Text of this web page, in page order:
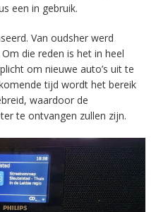
een in gebruik.
Van oudsher werd
die reden is het in heel
om nieuwe auto’s uit te
tijd wordt het bereik
waardoor de
te ontvangen zullen zijn.